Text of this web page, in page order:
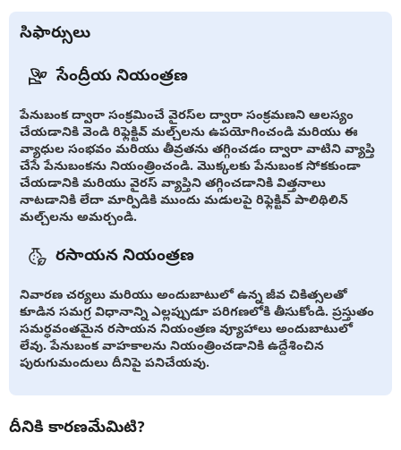
సిఫార్సులు
సేంద్రీయ నియంత్రణ
పేనుబంక ద్వారా సంక్రమించే వైరస్‌ల ద్వారా సంక్రమణని ఆలస్యం
చేయడానికి వెండి రిఫ్లెక్టివ్ మల్చ్‌లను ఉపయోగించండి మరియు ఈ
వ్యాధుల సంభవం మరియు తీవ్రతను తగ్గించడం ద్వారా వాటిని వ్యాప్తి
చేసే పేనుబంకను నియంత్రించండి. మొక్కలకు పేనుబంక సోకకుండా
చేయడానికి మరియు వైరస్ వ్యాప్తిని తగ్గించడానికి విత్తనాలు
నాటడానికి లేదా మార్పిడికి ముందు మడులపై రిఫ్లెక్టివ్ పాలిథిలిన్
మల్చ్‌లను అమర్చండి.
రసాయన నియంత్రణ
నివారణ చర్యలు మరియు అందుబాటులో ఉన్న జీవ చికిత్సలతో
కూడిన సమగ్ర విధానాన్ని ఎల్లప్పుడూ పరిగణలోకి తీసుకోండి. ప్రస్తుతం
సమర్థవంతమైన రసాయన నియంత్రణ వ్యూహాలు అందుబాటులో
లేవు. పేనుబంక వాహకాలను నియంత్రించడానికి ఉద్దేశించిన
పురుగుమందులు దీనిపై పనిచేయవు.
దీనికి కారణమేమిటి?